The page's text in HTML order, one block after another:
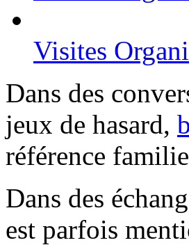
Visites
Dans des
jeux de hasard,
référence
Dans des
est parfois